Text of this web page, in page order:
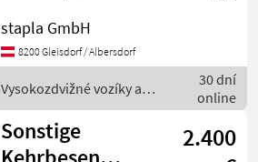
skladová technika
Skladovacie/ukladacie
zariadenia
stapla GmbH
8200 Gleisdorf / Albersdorf
Vysokozdvižné vozíky a
skladová technika / Sonstige
30 dní
online
Sonstige
2.400